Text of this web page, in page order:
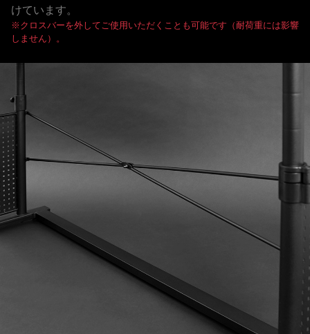
けています。
※クロスバーを外してご使用いただくことも可能です（耐荷重には影響
しません）。